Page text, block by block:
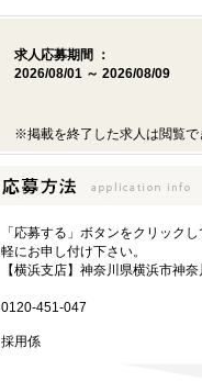
求人応募期間 ：
2026/08/01 ～ 2026/08/09
※掲載を終了した求人は閲覧で
「応募する」ボタンをクリック
軽にお申し付け下さい。
【横浜支店】神奈川県横浜市神
0120-451-047
採用係